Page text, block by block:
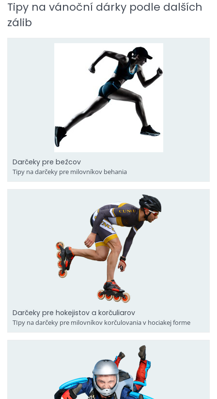
Tipy na vánoční dárky podle dalších
zálib
Darčeky pre bežcov
Tipy na darčeky pre milovníkov behania
Darčeky pre hokejistov a korčuliarov
TIpy na darčeky pre milovníkov korčulovania v hociakej forme